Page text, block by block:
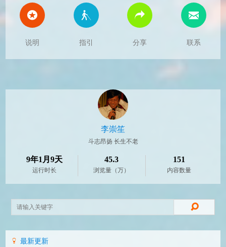
说明 指引 分享 联系
李崇笙
斗志昂扬 长生不老
9年1月9天
运行时长
45.3
浏览量（万）
151
内容数量
最新更新